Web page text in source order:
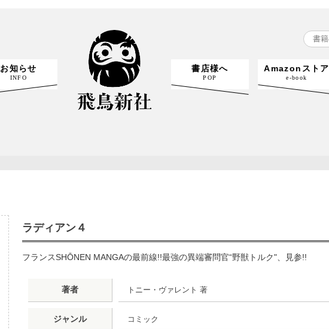
お知らせ
INFO
書店様へ
POP
Amazonストア
e-book
ラディアン４
フランスSHŌNEN MANGAの最前線!!最強の異端審問官“野獣トルク"、見参!!
著者 トニー・ヴァレント 著
ジャンル コミック